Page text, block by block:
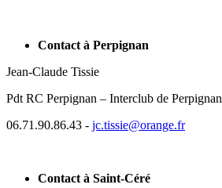
Contact à Perpignan
Jean-Claude Tissie
Pdt RC Perpignan – Interclub de Perpignan
06.71.90.86.43 - jc.tissie@orange.fr
Contact à Saint-Céré